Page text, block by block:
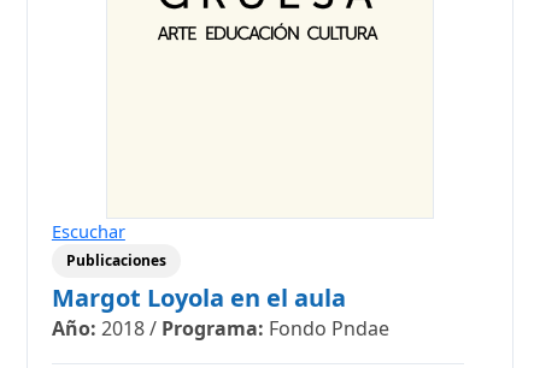
Escuchar
Publicaciones
Margot Loyola en el aula
Año: 2018/ Programa: Fondo Pndae